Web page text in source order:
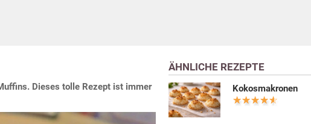
Dieses tolle Rezept ist immer
ÄHNLICHE REZEPTE
Kokosmakronen